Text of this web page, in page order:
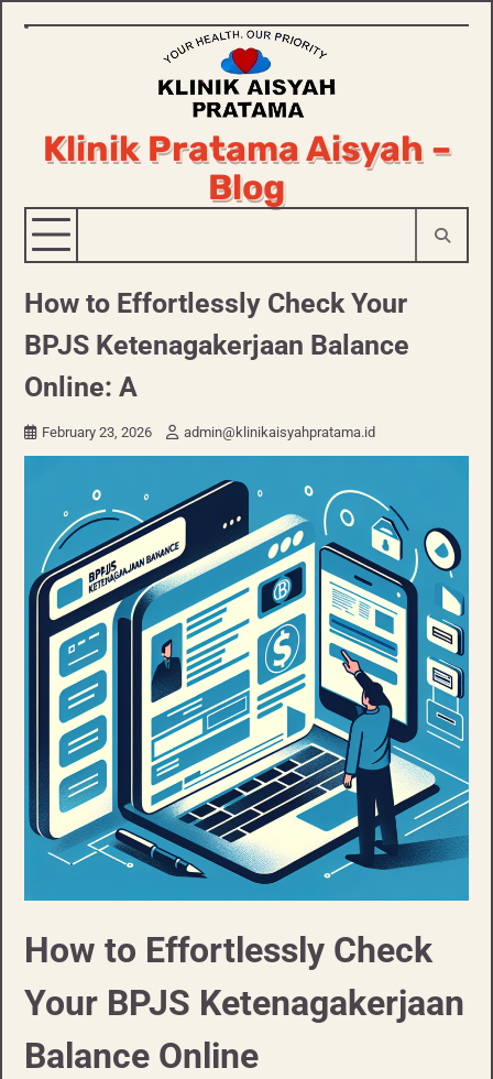
Skip
Klinik Pratama Aisyah –
Blog
How to Effortlessly Check Your
BPJS Ketenagakerjaan Balance
Online: A
February 23, 2026 admin@klinikaisyahpratama.id
How to Effortlessly Check
Your BPJS Ketenagakerjaan
Balance Online